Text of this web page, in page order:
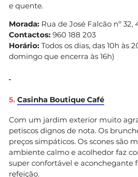
e quente.
Morada: Rua de José Falcão nº 32,
Contactos: 960 188 203
Horário: Todos os dias, das 10h às
domingo que encerra às 16h)
5. Casinha Boutique Café
Com um jardim exterior muito
petiscos dignos de nota. Os
preços simpáticos. Os scones são
ambiente calmo e acolhedor faz
super confortável e aconchegante
refeição.